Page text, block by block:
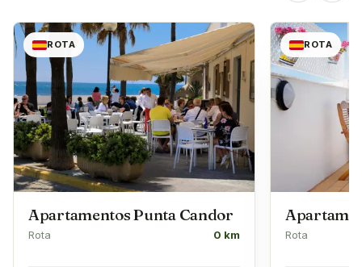
ROTA
Apartamentos Punta Candor
Rota 0 km
ROTA
Rota